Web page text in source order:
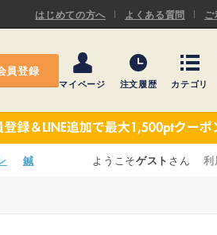
はじめての方へ よくある質問
員登録
マイページ 注文履歴 カテゴリ
ASキネシオロジーテープ
鍼 ようこそゲスト さん
機材・機材消耗品
テーピング
施術ベッド・マクラ